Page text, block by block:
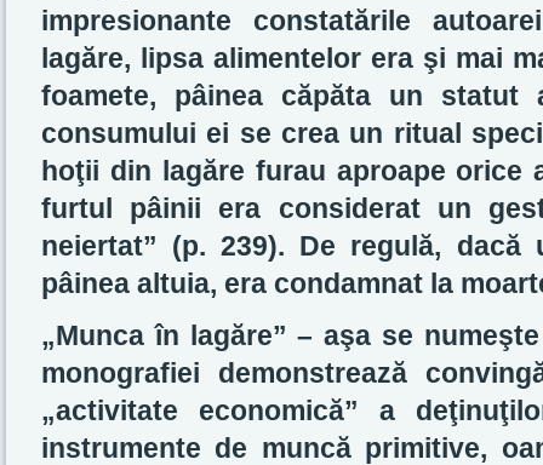
impresionante constatările
lagăre, lipsa alimentelor era şi mai
foamete, pâinea căpăta un
consumului ei se crea un ritual
hoţii din lagăre furau aproape orice
furtul pâinii era considerat un
neiertat” (p. 239). De regulă,
pâinea altuia, era condamnat la
„Munca în lagăre” – aşa se
monografiei demonstrează
„activitate economică” a
instrumente de muncă primitive,